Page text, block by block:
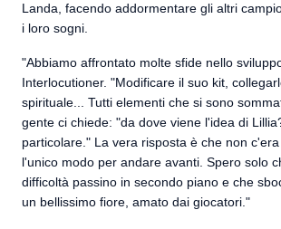
Landa, facendo addormentare gli altri
i loro sogni.
"Abbiamo affrontato molte sfide nello
Interlocutioner. "Modificare il suo kit,
spirituale... Tutti elementi che si sono
gente ci chiede: "da dove viene l'idea di
particolare." La vera risposta è che non
l'unico modo per andare avanti. Spero solo
difficoltà passino in secondo piano e che
un bellissimo fiore, amato dai giocatori."